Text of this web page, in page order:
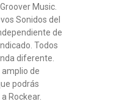
Music.
Sonidos del
de
Todos
diferente.
de
podrás
Rockear.